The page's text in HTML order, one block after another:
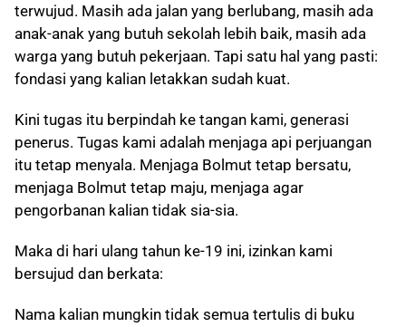
terwujud. Masih ada jalan yang berlubang, masih ada
anak-anak yang butuh sekolah lebih baik, masih ada
warga yang butuh pekerjaan. Tapi satu hal yang pasti:
fondasi yang kalian letakkan sudah kuat.
Kini tugas itu berpindah ke tangan kami, generasi
penerus. Tugas kami adalah menjaga api perjuangan
itu tetap menyala. Menjaga Bolmut tetap bersatu,
menjaga Bolmut tetap maju, menjaga agar
pengorbanan kalian tidak sia-sia.
Maka di hari ulang tahun ke-19 ini, izinkan kami
bersujud dan berkata:
Nama kalian mungkin tidak semua tertulis di buku